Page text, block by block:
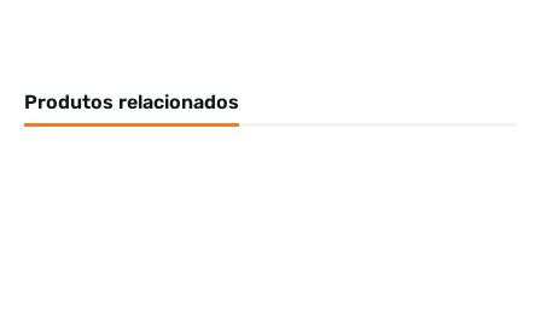
Produtos relacionados